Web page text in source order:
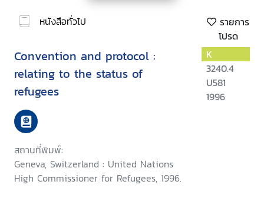
หนังสือทั่วไป
รายการ
โปรด
Convention and protocol :
relating to the status of
refugees
สถานที่พิมพ์:
Geneva, Switzerland : United Nations
High Commissioner for Refugees, 1996.
K
3240.4
U581
1996